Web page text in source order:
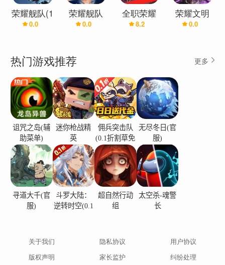
荣耀舰队(1
折免费版)
0.0
荣耀舰队
(0.1折)
0.0
全职荣耀
8.2
荣耀文明
(3.5折)
0.0
热门游戏推荐 更多
诅咒之岛(辅
助菜单)
迷你枪战精
英
佣兵突击队
(0.1折割草免
费版)
无尽冬日(官
服)
寻道大千(官
服)
斗罗大陆：
逆转时空(0.1
超自然行动
组
太空杀-魂警
长
关于我们 隐私协议
用户协议
版权声明
家长监护 纠纷处理